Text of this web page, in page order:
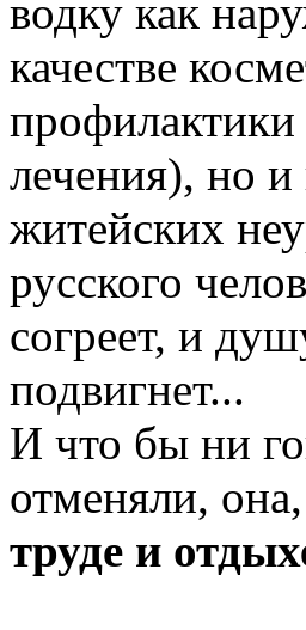
водку как
качестве
лечения), но
житейских
русского
согреет, и
подвигнет...
И что бы ни
отменяли, она,
труде и